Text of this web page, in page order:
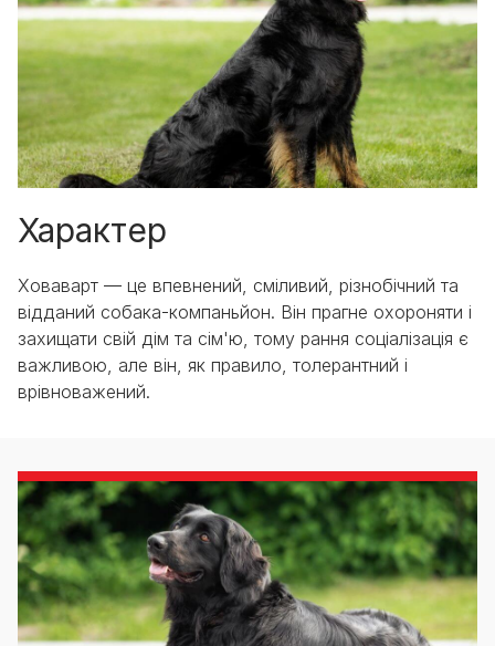
Характер
Ховаварт — це впевнений, сміливий, різнобічний та
відданий собака-компаньйон. Він прагне охороняти і
захищати свій дім та сім'ю, тому рання соціалізація є
важливою, але він, як правило, толерантний і
врівноважений.